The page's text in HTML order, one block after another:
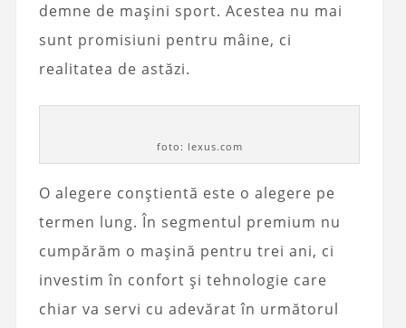
demne de mașini sport. Acestea nu mai
sunt promisiuni pentru mâine, ci
realitatea de astăzi.
foto: lexus.com
O alegere conștientă este o alegere pe
termen lung. În segmentul premium nu
cumpărăm o mașină pentru trei ani, ci
investim în confort și tehnologie care
chiar va servi cu adevărat în următorul